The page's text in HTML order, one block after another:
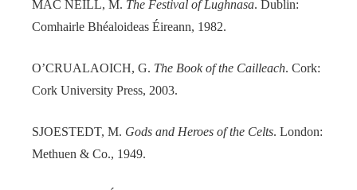
MAC NEILL, M. The Festival of Lughnasa. Dublin:
Comhairle Bhéaloideas Éireann, 1982.
O’CRUALAOICH, G. The Book of the Cailleach. Cork:
Cork University Press, 2003.
SJOESTEDT, M. Gods and Heroes of the Celts. London:
Methuen & Co., 1949.